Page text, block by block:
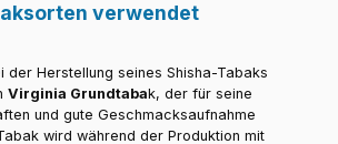
verwendet
der Herstellung seines Shisha-Tabaks
Virginia Grundtabak, der für seine
und gute Geschmacksaufnahme
wird während der Produktion mit